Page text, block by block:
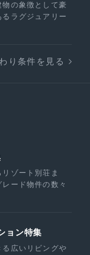
物の象徴として豪
ラグジュアリー
り条件を見る
ゾート別荘ま
ード物件の数々
ョン特集
広いリビングや